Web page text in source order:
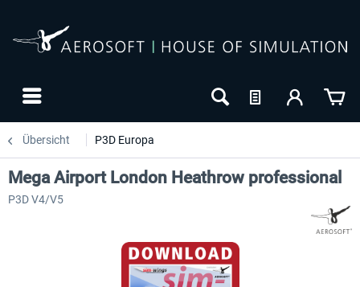
Übersicht P3D Europa
Mega Airport London Heathrow professional
P3D V4/V5